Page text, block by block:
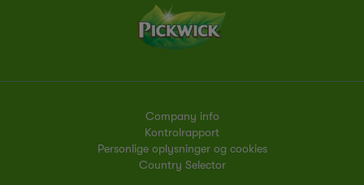
Company info
Kontrolrapport
Personlige oplysninger og cookies
Country Selector